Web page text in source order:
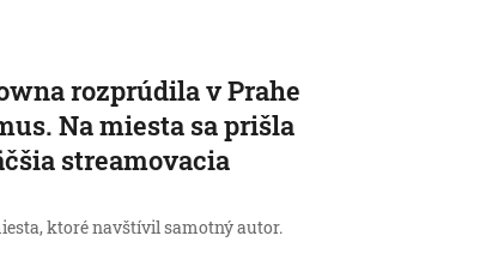
rozprúdila v Prahe
Na miesta sa prišla
streamovacia
ktoré navštívil samotný autor.